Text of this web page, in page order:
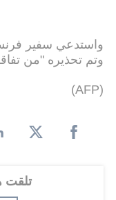
واستدعي سفير
وتم تحذيره "من
(AFP)
تلقت